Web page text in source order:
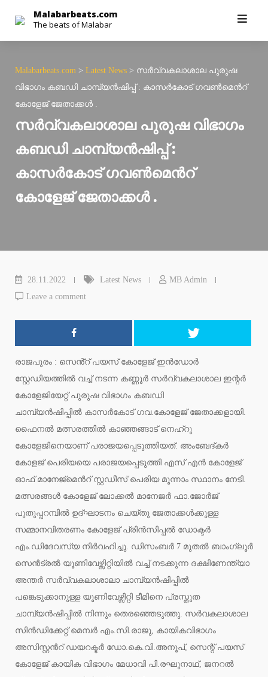
content
Malabarbeats.com
The beats of Malabar
Malabarbeats.com > Latest News > സർവ്വകലാശാല പുരുഷ
വിഭാഗം കബഡി ചാമ്പ്യൻഷിപ്പ് : കാസർകോട് ഗവൺമെൻറ്
കോളേജ് ജേതാക്കൾ .
സർവ്വകലാശാല പുരുഷ വിഭാഗം
കബഡി ചാമ്പ്യൻഷിപ്പ് :
കാസർകോട് ഗവൺമെൻറ്
കോളേജ് ജേതാക്കൾ .
28.11.2022 Latest News
MB Admin
Leave a comment
രാജപുരം : സെൻ്റ് പയസ് കോളേജ് ഇൻഡോർ
സ്റ്റേഡിയത്തിൽ വച്ച് നടന്ന കണ്ണൂർ സർവ്വകലാശാല ഇന്റർ
കോളേജിയേറ്റ് പുരുഷ വിഭാഗം കബഡി
ചാമ്പ്യൻഷിപ്പിൽ കാസർകോട് ഗവ.കോളേജ് ജേതാക്കളായി.
ഫൈനൽ മത്സരത്തിൽ കാഞ്ഞങ്ങാട് നെഹ്റു
കോളേജിനെയാണ് പരാജയപ്പെടുത്തിയത്. അംബേദ്കർ
കോളജ് പെരിയയെ പരാജയപ്പെടുത്തി എസ് എൻ കോളേജ്
ഓഫ് മാനേജ്മെൻറ് സ്റ്റഡീസ് പെരിയ മൂന്നാം സ്ഥാനം നേടി.
മത്സരങ്ങൾ കോളേജ് ലോക്കൽ മാനേജർ ഫാ.ജോർജ്
പുതുപ്പറമ്പിൽ ഉദ്ഘാടനം ചെയ്തു ജേതാക്കൾക്കുള്ള
സമ്മാനവിതരണം കോളേജ് പ്രിൻസിപ്പൽ ഡോക്ടർ
എം.ഡിദേവസ്യ നിർവഹിച്ചു. ഡിസംബർ 7 മുതൽ ബാംഗ്ലൂർ
സെൻട്രൽ യൂണിവേഴ്സിറ്റിയിൽ വച്ച് നടക്കുന്ന ദക്ഷിണേന്ത്യാ
അന്തർ സർവ്വകലാശാലാ ചാമ്പ്യൻഷിപ്പിൽ
പങ്കെടുക്കാനുള്ള യൂണിവേഴ്സിറ്റി ടീമിനെ പ്രസ്തുത
ചാമ്പ്യൻഷിപ്പിൽ നിന്നും തെരഞ്ഞെടുത്തു. സർവകലാശാല
സിൻഡിക്കേറ്റ് മെമ്പർ എം.സി.രാജു, കായികവിഭാഗം
അസിസ്റ്റൻറ് ഡയറക്ടർ ഡോ.കെ.വി.അനൂപ്, സെന്റ് പയസ്
കോളേജ് കായിക വിഭാഗം മേധാവി പി.രഘുനാഥ്, ജനറൽ